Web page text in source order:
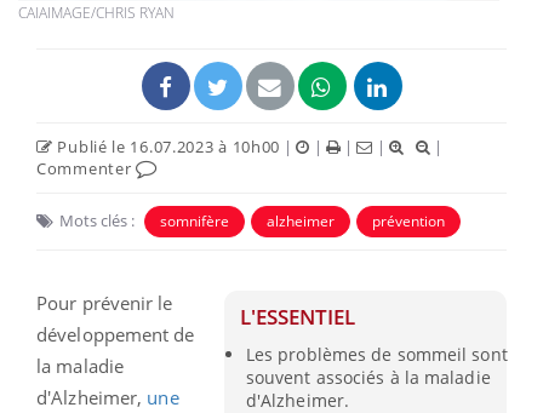
CAIAIMAGE/CHRIS RYAN
Publié le 16.07.2023 à 10h00 | | | |
|
Commenter
Mots clés : somnifère alzheimer prévention
L'ESSENTIEL
Les problèmes de sommeil sont
souvent associés à la maladie
d'Alzheimer.
Pour prévenir le
développement de
la maladie
d'Alzheimer, une